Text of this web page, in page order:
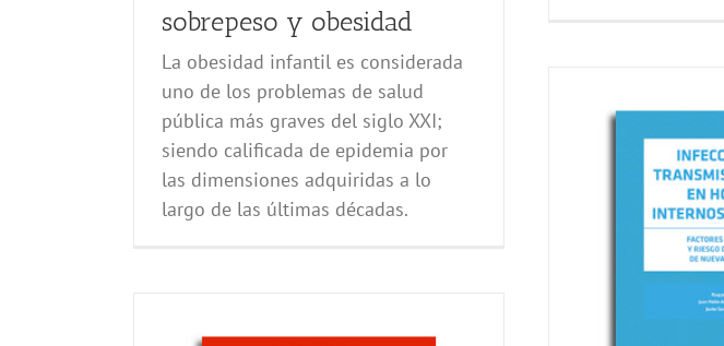
sobrepeso y obesidad
La obesidad infantil es considerada
uno de los problemas de salud
pública más graves del siglo XXI;
siendo calificada de epidemia por
las dimensiones adquiridas a lo
largo de las últimas décadas.